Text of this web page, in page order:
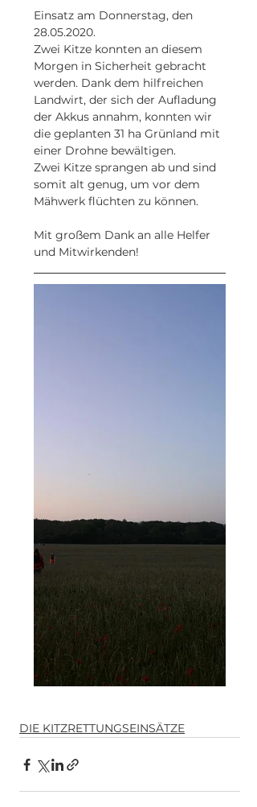
Einsatz am Donnerstag, den
28.05.2020.
Zwei Kitze konnten an diesem
Morgen in Sicherheit gebracht
werden. Dank dem hilfreichen
Landwirt, der sich der Aufladung
der Akkus annahm, konnten wir
die geplanten 31 ha Grünland mit
einer Drohne bewältigen.
Zwei Kitze sprangen ab und sind
somit alt genug, um vor dem
Mähwerk flüchten zu können.
Mit großem Dank an alle Helfer
und Mitwirkenden!
DIE KITZRETTUNGSEINSÄTZE